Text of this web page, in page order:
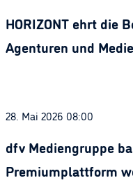
HORIZONT ehrt die
Agenturen und
28. Mai 2026 08:00
dfv Mediengruppe
Premiumplattform